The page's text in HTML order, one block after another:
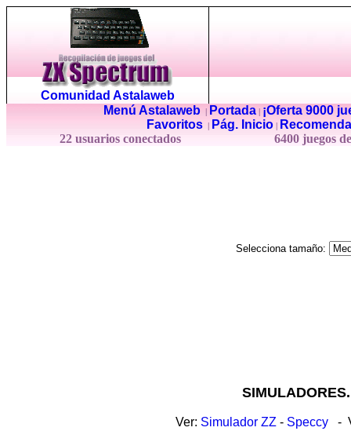
Comunidad Astalaweb
Menú Astalaweb| Portada|
¡Oferta 9000
Favoritos
Pág. Inicio
22 usuarios conectados
6400 juegos
Selecciona tamaño:
Ver: Simulador ZZ - Speccy -